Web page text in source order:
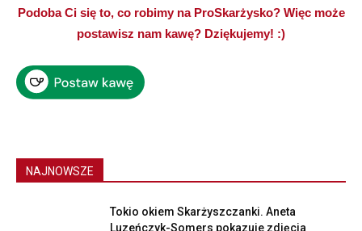
Podoba Ci się to, co robimy na ProSkarżysko? Więc może
postawisz nam kawę? Dziękujemy! :)
NAJNOWSZE
Tokio okiem Skarżyszczanki. Aneta
Luzeńczyk-Somers pokazuje zdjęcia